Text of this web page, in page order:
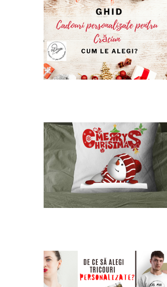
Tricouri Familie
Tricouri Diverse
Tricouri Azi esti Tanar si maine...
Tricouri Motivationale
Tricouri Mamici
Tricouri Gameri
Tricouri Mesaje Virale
Tricouri Vesele
Tricouri Zicale Romanesti
Tricouri Copii